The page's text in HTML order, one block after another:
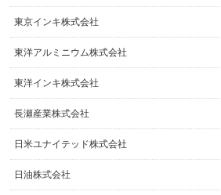
東京インキ株式会社
東洋アルミニウム株式会社
東洋インキ株式会社
長瀬産業株式会社
日米ユナイテッド株式会社
日油株式会社